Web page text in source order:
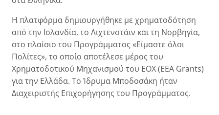
Η πλατφόρμα δημιουργήθηκε με χρηματοδότηση
από την Ισλανδία, το Λιχτενστάιν και τη Νορβηγία,
στο πλαίσιο του Προγράμματος «Είμαστε όλοι
Πολίτες», το οποίο αποτέλεσε μέρος του
Χρηματοδοτικού Μηχανισμού του ΕΟΧ (EEA Grants)
για την Ελλάδα. Το Ίδρυμα Μποδοσάκη ήταν
Διαχειριστής Επιχορήγησης του Προγράμματος.